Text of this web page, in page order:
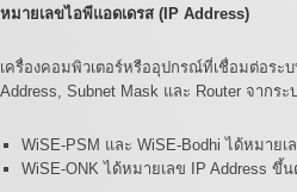
หมายเลขไอพีแอดเดรส (IP Address)
เครื่องคอมพิวเตอร์หรืออุปกรณ์ที่เชื่อมต่อระ
Address, Subnet Mask และ Router จากร
WiSE-PSM และ WiSE-Bodhi ได้หมาย
WiSE-ONK ได้หมายเลข IP Address ขึ้